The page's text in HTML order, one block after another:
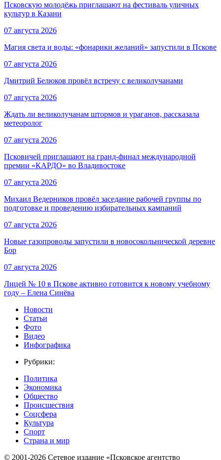
Псковскую молодёжь приглашают на фестиваль уличных
культур в Казани
07 августа 2026
Магия света и воды: «фонарики желаний» запустили в Пскове
07 августа 2026
Дмитрий Белюков провёл встречу с великолучанами
07 августа 2026
Ждать ли великолучанам штормов и ураганов, рассказала
метеоролог
07 августа 2026
Псковичей приглашают на гранд‑финал международной
премии «КАРДО» во Владивостоке
07 августа 2026
Михаил Ведерников провёл заседание рабочей группы по
подготовке и проведению избирательных кампаний
07 августа 2026
Новые газопроводы запустили в новосокольнической деревне
Бор
07 августа 2026
Лицей № 10 в Пскове активно готовится к новому учебному
году – Елена Синёва
Новости
Статьи
Фото
Видео
Инфографика
Рубрики:
Политика
Экономика
Общество
Происшествия
Соцсфера
Культура
Спорт
Страна и мир
© 2001-2026 Сетевое издание «Псковское агентство